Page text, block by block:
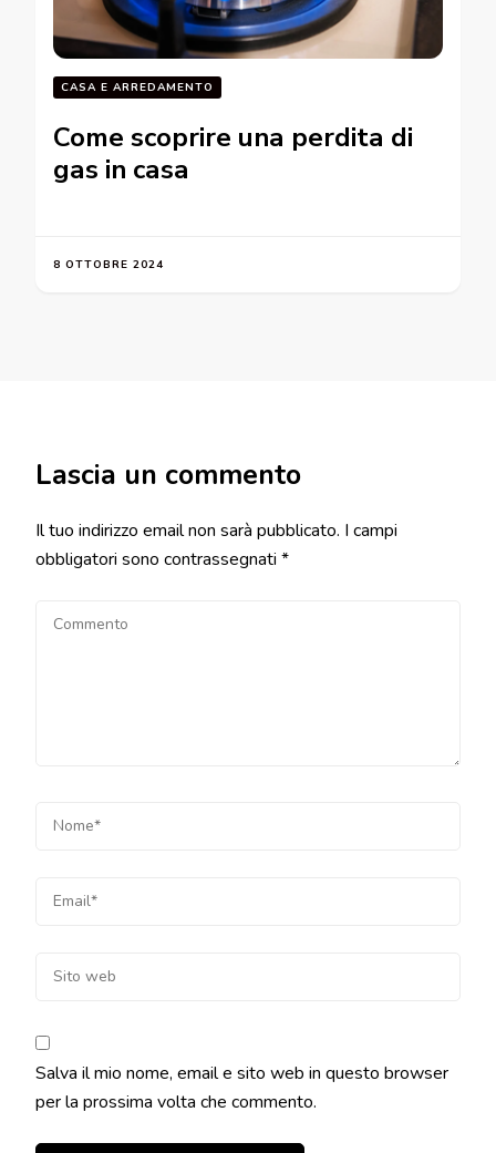
CASA E ARREDAMENTO
Come scoprire una perdita di
gas in casa
8 OTTOBRE 2024
Lascia un commento
Il tuo indirizzo email non sarà pubblicato. I campi
obbligatori sono contrassegnati *
Salva il mio nome, email e sito web in questo browser
per la prossima volta che commento.